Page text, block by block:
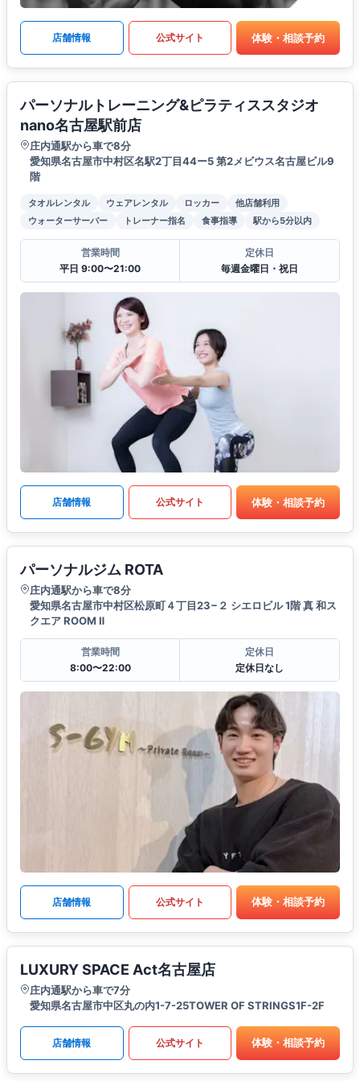
店舗情報 公式サイト 体験・相談予約
パーソナルトレーニング&ピラティススタジオ
nano名古屋駅前店
庄内通駅から車で8分
愛知県名古屋市中村区名駅2丁目44ー5 第2メビウス名古屋ビル9
階
タオルレンタル ウェアレンタル ロッカー
他店舗利用
ウォーターサーバー
トレーナー指名 食事指導 駅から5分以内
営業時間
平日 9:00〜21:00
定休日
毎週金曜日・祝日
店舗情報 公式サイト 体験・相談予約
パーソナルジム ROTA
庄内通駅から車で8分
愛知県名古屋市中村区松原町４丁目23−２ シエロビル 1階 真 和ス
クエア ROOM Ⅱ
営業時間
8:00〜22:00
定休日
定休日なし
店舗情報 公式サイト 体験・相談予約
LUXURY SPACE Act名古屋店
庄内通駅から車で7分
愛知県名古屋市中区丸の内1-7-25TOWER OF STRINGS1F-2F
店舗情報 公式サイト 体験・相談予約